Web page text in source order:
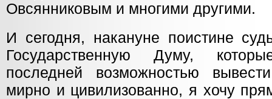
Овсянниковым и многими другими.
И сегодня, накануне поистине
Государственную Думу,
последней возможностью
мирно и цивилизованно, я хочу